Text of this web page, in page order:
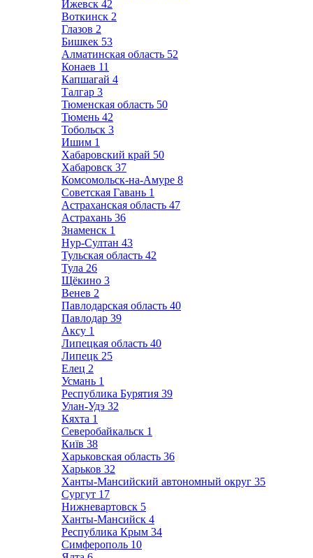
Ижевск 42
Воткинск 2
Глазов 2
Бишкек 53
Алматинская область 52
Конаев 11
Капшагай 4
Талгар 3
Тюменская область 50
Тюмень 42
Тобольск 3
Ишим 1
Хабаровский край 50
Хабаровск 37
Комсомольск-на-Амуре 8
Советская Гавань 1
Астраханская область 47
Астрахань 36
Знаменск 1
Нур-Султан 43
Тульская область 42
Тула 26
Щёкино 3
Венев 2
Павлодарская область 40
Павлодар 39
Аксу 1
Липецкая область 40
Липецк 25
Елец 2
Усмань 1
Республика Бурятия 39
Улан-Удэ 32
Кяхта 1
Северобайкальск 1
Київ 38
Харьковская область 36
Харьков 32
Ханты-Мансийский автономный округ 35
Сургут 17
Нижневартовск 5
Ханты-Мансийск 4
Республика Крым 34
Симферополь 10